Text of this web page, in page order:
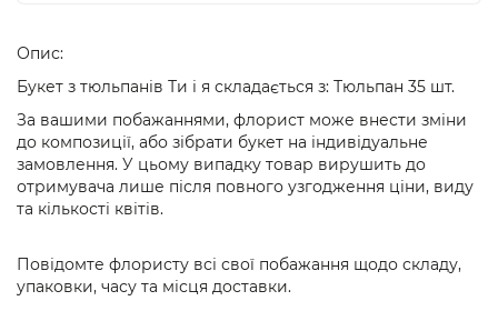
Опис:
Букет з тюльпанів Ти і я складається з: Тюльпан 35 шт.
За вашими побажаннями, флорист може внести зміни
до композиції, або зібрати букет на індивідуальне
замовлення. У цьому випадку товар вирушить до
отримувача лише після повного узгодження ціни, виду
та кількості квітів.
Повідомте флористу всі свої побажання щодо складу,
упаковки, часу та місця доставки.